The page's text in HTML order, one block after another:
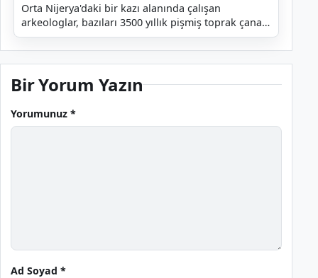
Orta Nijerya'daki bir kazı alanında çalışan
arkeologlar, bazıları 3500 yıllık pişmiş toprak çanak
çömlek parçaları keşfettiler. Çanak çömlek
parçaları...
Bir Yorum Yazın
Yorumunuz *
Ad Soyad *